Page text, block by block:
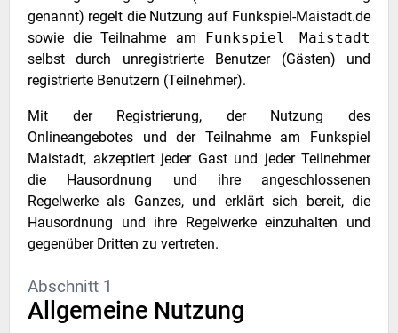
genannt) regelt die Nutzung auf Funkspiel-Maistadt.de
sowie die Teilnahme am Funkspiel Maistadt
selbst durch unregistrierte Benutzer (Gästen) und
registrierte Benutzern (Teilnehmer).
Mit der Registrierung, der Nutzung des
Onlineangebotes und der Teilnahme am Funkspiel
Maistadt, akzeptiert jeder Gast und jeder Teilnehmer
die Hausordnung und ihre angeschlossenen
Regelwerke als Ganzes, und erklärt sich bereit, die
Hausordnung und ihre Regelwerke einzuhalten und
gegenüber Dritten zu vertreten.
Abschnitt 1
Allgemeine Nutzung